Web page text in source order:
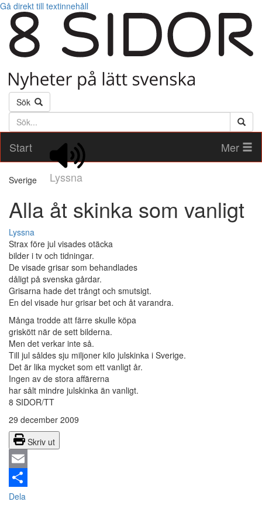
Gå direkt till textinnehåll
Sök
Söktext
Start
Lyssna
Mer
Sverige
Alla åt skinka som vanligt
Lyssna
Strax före jul visades otäcka
bilder i tv och tidningar.
De visade grisar som behandlades
dåligt på svenska gårdar.
Grisarna hade det trångt och smutsigt.
En del visade hur grisar bet och åt varandra.
Många trodde att färre skulle köpa
griskött när de sett bilderna.
Men det verkar inte så.
Till jul såldes sju miljoner kilo julskinka i Sverige.
Det är lika mycket som ett vanligt år.
Ingen av de stora affärerna
har sålt mindre julskinka än vanligt.
8 SIDOR/TT
29 december 2009
Skriv ut
Email
Dela